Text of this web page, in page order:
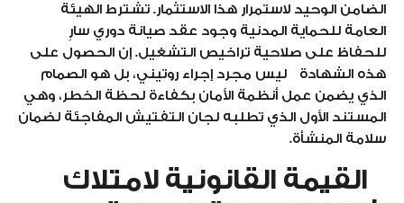
الضامن الوحيد لاستمرار هذا الاستثمار. تشترط الهيئة
العامة للحماية المدنية وجود عقد صيانة دوري سارٍ
للحفاظ على صلاحية تراخيص التشغيل. إن الحصول على
هذه الشهادة ليس مجرد إجراء روتيني، بل هو الصمام
الذي يضمن عمل أنظمة الأمان بكفاءة لحظة الخطر، وهي
المستند الأول الذي تطلبه لجان التفتيش المفاجئة لضمان
سلامة المنشأة.
القيمة القانونية لامتلاك